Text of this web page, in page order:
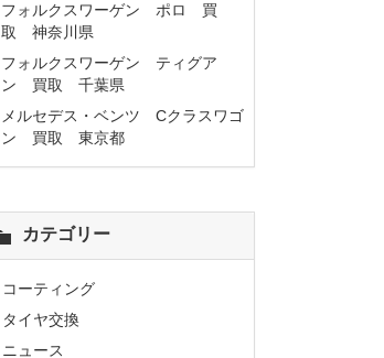
フォルクスワーゲン ポロ 買
取 神奈川県
フォルクスワーゲン ティグア
ン 買取 千葉県
メルセデス・ベンツ Cクラスワゴ
ン 買取 東京都
カテゴリー
コーティング
タイヤ交換
ニュース